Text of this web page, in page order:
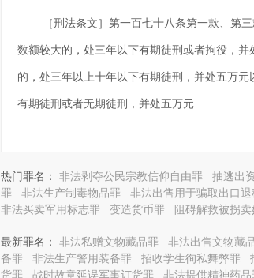
［刑法条文］第一百七十八条第一款、第
数额较大的，处三年以下有期徒刑或者拘役，
的，处三年以上十年以下有期徒刑，并处五万
有期徒刑或者无期徒刑，并处五万元...
热门罪名： 非法剥夺公民宗教信仰自由罪 抽逃出
罪
非法生产制毒物品罪 非法出售用于骗取出口
非法买卖军用标志罪
变造货币罪 阻碍解救被拐
最新罪名： 非法私赠文物藏品罪 非法出售文物藏
备罪
非法生产警用装备罪 招收学生徇私舞弊罪
货罪
战时故意延误军事订货罪 非法提供精神药品